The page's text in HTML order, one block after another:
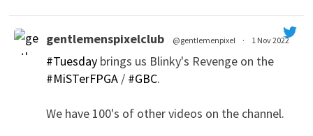
gentlemenspixelclub @gentlemenpixel · 1 Nov 2022
#Tuesdaybrings us Blinky's Revenge on the
#MiSTerFPGA/ #GBC.
We have 100's of other videos on the channel.